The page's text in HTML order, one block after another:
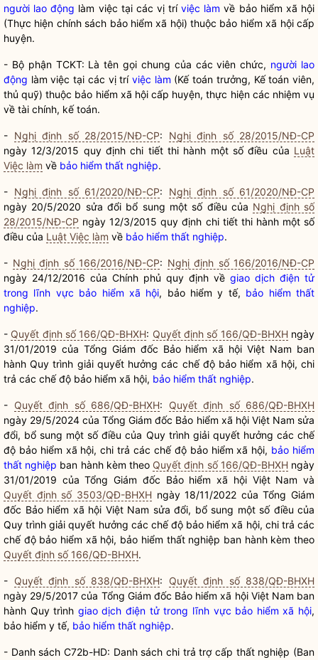
người lao động làm việc tại các vị tríviệc làm về bảo hiểm xã hội
(Thực hiện chính sách bảo hiểm xã hội) thuộc bảo hiểm xã hội cấp
huyện.
- Bộ phận TCKT: Là tên gọi chung của các viên chức, người lao
động làm việc tại các vị trí việc làm (Kế toán trưởng, Kế toán viên,
thủ quỹ) thuộc bảo hiểm xã hội cấp huyện, thực hiện các nhiệm vụ
về tài chính, kế toán.
- Nghị định số 28/2015/NĐ-CP: Nghị định số 28/2015/NĐ-CP
ngày 12/3/2015 quy định chi tiết thi hành một số điều của Luật
Việc làm về bảo hiểm thất nghiệp.
- Nghị định số 61/2020/NĐ-CP: Nghị định số 61/2020/NĐ-CP
ngày 20/5/2020 sửa đổi bổ sung một số điều của Nghị định số
28/2015/NĐ-CP ngày 12/3/2015 quy định chi tiết thi hành một số
điều của Luật Việc làm về bảo hiểm thất nghiệp.
- Nghị định số 166/2016/NĐ-CP: Nghị định số 166/2016/NĐ-CP
ngày 24/12/2016 của Chính phủ quy định về giao dịch điện tử
trong lĩnh vực bảo hiểm xã hội, bảo hiểm y tế, bảo hiểm thất
nghiệp.
- Quyết định số 166/QĐ-BHXH: Quyết định số 166/QĐ-BHXHngày
31/01/2019 của Tổng Giám đốc Bảo hiểm xã hội Việt Nam ban
hành Quy trình giải quyết hưởng các chế độ bảo hiểm xã hội, chi
trả các chế độ bảo hiểm xã hội, bảo hiểm thất nghiệp.
- Quyết định số 686/QĐ-BHXH: Quyết định số 686/QĐ-BHXH
ngày 29/5/2024 của Tổng Giám đốc Bảo hiểm xã hội Việt Nam sửa
đổi, bổ sung một số điều của Quy trình giải quyết hưởng các chế
độ bảo hiểm xã hội, chi trả các chế độ bảo hiểm xã hội, bảo hiểm
thất nghiệp ban hành kèm theo Quyết định số 166/QĐ-BHXHngày
31/01/2019 của Tổng Giám đốc Bảo hiểm xã hội Việt Nam và
Quyết định số 3503/QĐ-BHXHngày 18/11/2022 của Tổng Giám
đốc Bảo hiểm xã hội Việt Nam sửa đổi, bổ sung một số điều của
Quy trình giải quyết hưởng các chế độ bảo hiểm xã hội, chi trả các
chế độ bảo hiểm xã hội, bảo hiểm thất nghiệp ban hành kèm theo
Quyết định số 166/QĐ-BHXH.
- Quyết định số 838/QĐ-BHXH: Quyết định số 838/QĐ-BHXH
ngày 29/5/2017 của Tổng Giám đốc Bảo hiểm xã hội Việt Nam ban
hành Quy trình giao dịch điện tử trong lĩnh vực bảo hiểm xã hội,
bảo hiểm y tế, bảo hiểm thất nghiệp.
- Danh sách C72b-HD: Danh sách chi trả trợ cấp thất nghiệp (Ban